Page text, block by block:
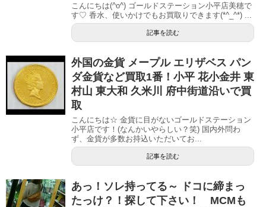
こんにちは(^o^) ゴールドステーション小平店美穂で
す♡ 香水、使いかけでもお買取りできます(*^_^*) ...
記事を読む
外国の金貨 メープル エリザベス パン
ダ金貨など買取1番！小平 花小金井 東
村山 東大和 久米川 府中街道沿いで買
取
こんにちは☆ 金貨に目がないゴールドステーション
小平店です！(なんかいやらしい？笑) 国内外問わ
ず、金貨が多数お持込いただいてお...
記事を読む
あっ！ソレ持ってる～ ドコに締まっ
たっけ？！探して下さい！ MCMも